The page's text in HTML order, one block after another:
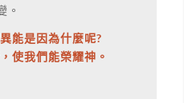
。
能是因為什麼呢?
使我們能榮耀神。